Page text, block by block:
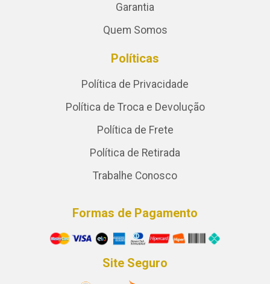
Garantia
Quem Somos
Políticas
Política de Privacidade
Política de Troca e Devolução
Política de Frete
Política de Retirada
Trabalhe Conosco
Formas de Pagamento
Site Seguro